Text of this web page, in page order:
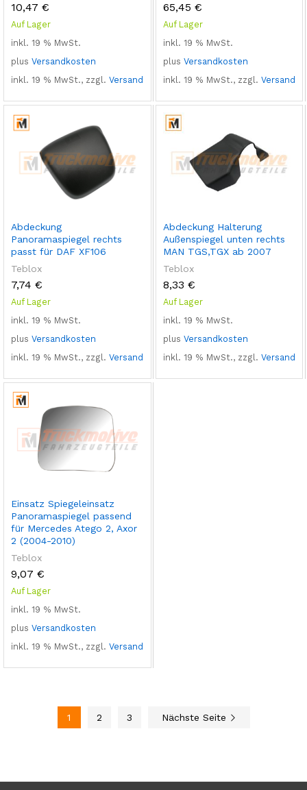
10,47 €
Auf Lager
inkl. 19 % MwSt.
plus Versandkosten
inkl. 19 % MwSt., zzgl. Versand
65,45 €
Auf Lager
inkl. 19 % MwSt.
plus Versandkosten
inkl. 19 % MwSt., zzgl. Versand
Abdeckung
Panoramaspiegel rechts
passt für DAF XF106
Teblox
7,74 €
Auf Lager
inkl. 19 % MwSt.
plus Versandkosten
inkl. 19 % MwSt., zzgl. Versand
Abdeckung Halterung
Außenspiegel unten rechts
MAN TGS,TGX ab 2007
Teblox
8,33 €
Auf Lager
inkl. 19 % MwSt.
plus Versandkosten
inkl. 19 % MwSt., zzgl. Versand
Einsatz Spiegeleinsatz
Panoramaspiegel passend
für Mercedes Atego 2, Axor
2 (2004-2010)
Teblox
9,07 €
Auf Lager
inkl. 19 % MwSt.
plus Versandkosten
inkl. 19 % MwSt., zzgl. Versand
1 2 3 Nächste Seite